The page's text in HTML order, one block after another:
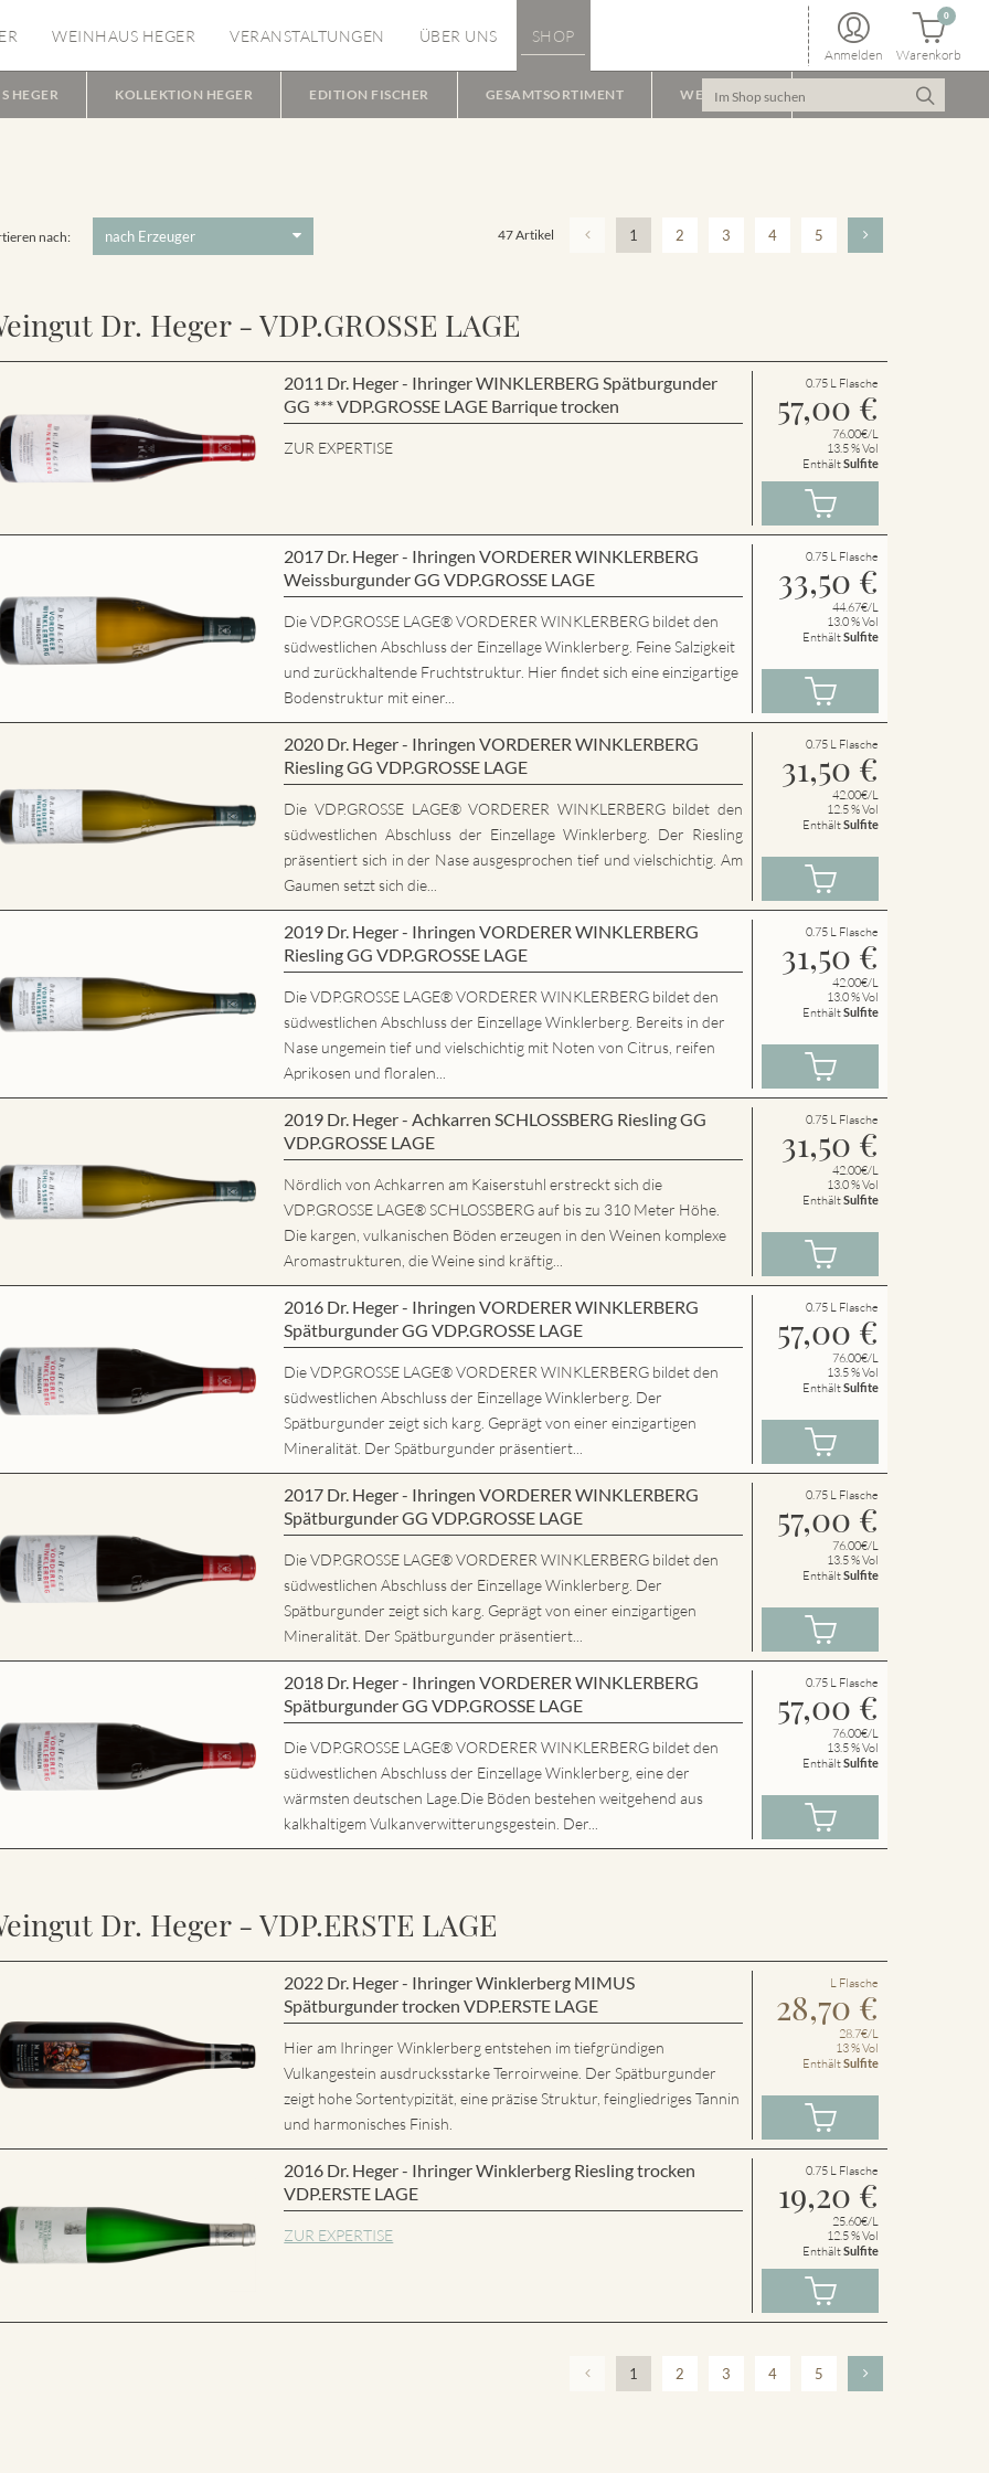
WEINHAUS HEGER VERANSTALTUNGEN ÜBER UNS SHOP
Anmelden Warenkorb
0
HEGER KOLLEKTION HEGER EDITION FISCHER GESAMTSORTIMENT WEINPAKET
nach: 47 Artikel 1 2 3 4 5
Dr. Heger - VDP.GROSSE LAGE
2011 Dr. Heger - Ihringer WINKLERBERG Spätburgunder
GG *** VDP.GROSSE LAGE Barrique trocken
ZUR EXPERTISE
0.75 L Flasche
57,00 €
76.00€/L
13.5 % Vol
EnthältSulfite
2017 Dr. Heger - Ihringen VORDERER WINKLERBERG
Weissburgunder GG VDP.GROSSE LAGE
Die VDP.GROSSE LAGE® VORDERER WINKLERBERG bildet den
südwestlichen Abschluss der Einzellage Winklerberg. Feine Salzigkeit
und zurückhaltende Fruchtstruktur. Hier findet sich eine einzigartige
Bodenstruktur mit einer...
0.75 L Flasche
33,50 €
44.67€/L
13.0 % Vol
EnthältSulfite
2020 Dr. Heger - Ihringen VORDERER WINKLERBERG
Riesling GG VDP.GROSSE LAGE
Die VDP.GROSSE LAGE® VORDERER WINKLERBERG bildet den
südwestlichen Abschluss der Einzellage Winklerberg. Der Riesling
präsentiert sich in der Nase ausgesprochen tief und vielschichtig. Am
Gaumen setzt sich die...
0.75 L Flasche
31,50 €
42.00€/L
12.5 % Vol
EnthältSulfite
2019 Dr. Heger - Ihringen VORDERER WINKLERBERG
Riesling GG VDP.GROSSE LAGE
Die VDP.GROSSE LAGE® VORDERER WINKLERBERG bildet den
südwestlichen Abschluss der Einzellage Winklerberg. Bereits in der
Nase ungemein tief und vielschichtig mit Noten von Citrus, reifen
Aprikosen und floralen...
0.75 L Flasche
31,50 €
42.00€/L
13.0 % Vol
EnthältSulfite
2019 Dr. Heger - Achkarren SCHLOSSBERG Riesling GG
VDP.GROSSE LAGE
Nördlich von Achkarren am Kaiserstuhl erstreckt sich die
VDP.GROSSE LAGE® SCHLOSSBERG auf bis zu 310 Meter Höhe.
Die kargen, vulkanischen Böden erzeugen in den Weinen komplexe
Aromastrukturen, die Weine sind kräftig...
0.75 L Flasche
31,50 €
42.00€/L
13.0 % Vol
EnthältSulfite
2016 Dr. Heger - Ihringen VORDERER WINKLERBERG
Spätburgunder GG VDP.GROSSE LAGE
Die VDP.GROSSE LAGE® VORDERER WINKLERBERG bildet den
südwestlichen Abschluss der Einzellage Winklerberg. Der
Spätburgunder zeigt sich karg. Geprägt von einer einzigartigen
Mineralität. Der Spätburgunder präsentiert...
0.75 L Flasche
57,00 €
76.00€/L
13.5 % Vol
EnthältSulfite
2017 Dr. Heger - Ihringen VORDERER WINKLERBERG
Spätburgunder GG VDP.GROSSE LAGE
Die VDP.GROSSE LAGE® VORDERER WINKLERBERG bildet den
südwestlichen Abschluss der Einzellage Winklerberg. Der
Spätburgunder zeigt sich karg. Geprägt von einer einzigartigen
Mineralität. Der Spätburgunder präsentiert...
0.75 L Flasche
57,00 €
76.00€/L
13.5 % Vol
EnthältSulfite
2018 Dr. Heger - Ihringen VORDERER WINKLERBERG
Spätburgunder GG VDP.GROSSE LAGE
Die VDP.GROSSE LAGE® VORDERER WINKLERBERG bildet den
südwestlichen Abschluss der Einzellage Winklerberg, eine der
wärmsten deutschen Lage.Die Böden bestehen weitgehend aus
kalkhaltigem Vulkanverwitterungsgestein. Der...
0.75 L Flasche
57,00 €
76.00€/L
13.5 % Vol
EnthältSulfite
Dr. Heger - VDP.ERSTE LAGE
2022 Dr. Heger - Ihringer Winklerberg MIMUS
Spätburgunder trocken VDP.ERSTE LAGE
Hier am Ihringer Winklerberg entstehen im tiefgründigen
Vulkangestein ausdrucksstarke Terroirweine. Der Spätburgunder
zeigt hohe Sortentypizität, eine präzise Struktur, feingliedriges Tannin
und harmonisches Finish.
L Flasche
28,70 €
28.7€/L
13 % Vol
EnthältSulfite
2016 Dr. Heger - Ihringer Winklerberg Riesling trocken
VDP.ERSTE LAGE
ZUR EXPERTISE
0.75 L Flasche
19,20 €
25.60€/L
12.5 % Vol
EnthältSulfite
1 2 3 4 5